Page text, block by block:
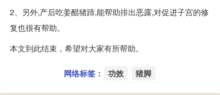
2、另外,产后吃姜醋猪蹄,能帮助排出恶露,对促进子宫的修
复也很有帮助。
本文到此结束，希望对大家有所帮助。
网络标签： 功效 猪脚